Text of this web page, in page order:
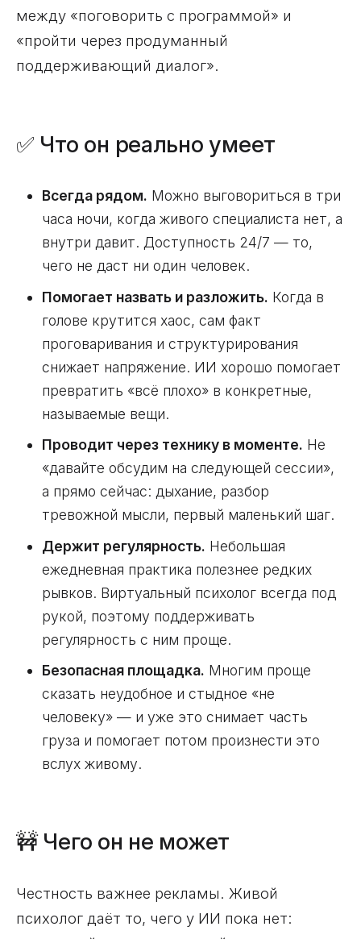
между «поговорить с программой» и
«пройти через продуманный
поддерживающий диалог».
✅ Что он реально умеет
Всегда рядом. Можно выговориться в три
часа ночи, когда живого специалиста нет, а
внутри давит. Доступность 24/7 — то,
чего не даст ни один человек.
Помогает назвать и разложить. Когда в
голове крутится хаос, сам факт
проговаривания и структурирования
снижает напряжение. ИИ хорошо помогает
превратить «всё плохо» в конкретные,
называемые вещи.
Проводит через технику в моменте. Не
«давайте обсудим на следующей сессии»,
а прямо сейчас: дыхание, разбор
тревожной мысли, первый маленький шаг.
Держит регулярность. Небольшая
ежедневная практика полезнее редких
рывков. Виртуальный психолог всегда под
рукой, поэтому поддерживать
регулярность с ним проще.
Безопасная площадка. Многим проще
сказать неудобное и стыдное «не
человеку» — и уже это снимает часть
груза и помогает потом произнести это
вслух живому.
🚧 Чего он не может
Честность важнее рекламы. Живой
психолог даёт то, чего у ИИ пока нет: